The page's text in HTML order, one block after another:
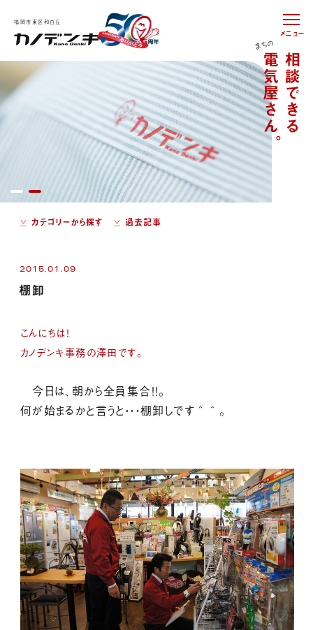
メニュー
福岡市東区和白丘
カテゴリーから探す 過去記事
2015.01.09
棚卸
こんにちは！
カノデンキ事務の澤田です。
今日は、朝から全員集合！！。
何が始まるかと言うと・・・棚卸しです＾＾。